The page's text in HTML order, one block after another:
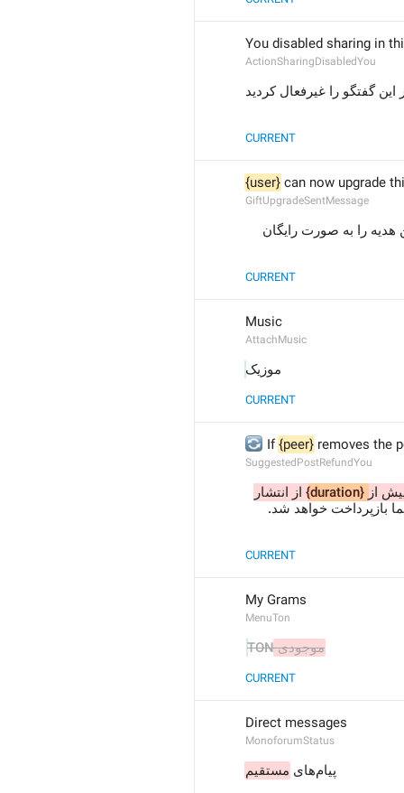
You disabled sharing in
ActionSharingDisabledYou
گفتگو را غیرفعال کردید
CURRENT
{user} can now upgrade
GiftUpgradeSentMessage
CURRENT
Music
AttachMusic
موزیک
CURRENT
🔄
If {peer} removes the
SuggestedPostRefundYou
از {duration}
بازپرداخت خواهد شد.
CURRENT
My Grams
MenuTon
موجودی TON
CURRENT
Direct messages
MonoforumStatus
پیام‌های مستقیم